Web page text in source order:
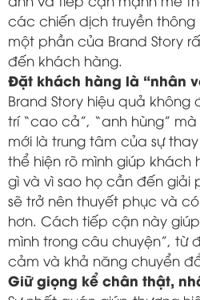
các chiến dịch truyền
một phần của Brand Story
đến khách hàng.
Đặt khách hàng là “nhân
Brand Story hiệu quả
trí “cao cả”, “anh hùng”
mới là trung tâm của sự
thể hiện rõ mình giúp
gì và vì sao họ cần đến
sẽ trở nên thuyết phục và
hơn. Cách tiếp cận này
mình trong câu chuyện”, từ
cảm và khả năng chuyển
Giữ giọng kể chân thật,